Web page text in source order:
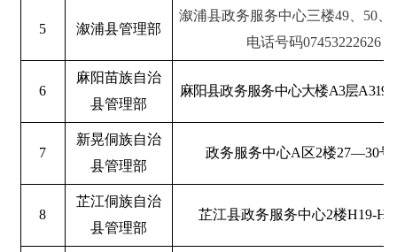
5 溆浦县管理部
溆浦县政务服务中心三楼49、50
电话号码07453222626
6
麻阳苗族自治
县管理部
麻阳县政务服务中心大楼A3层A319-
7
新晃侗族自治
县管理部
政务服务中心A区2楼27—30号
8
芷江侗族自治
县管理部
芷江县政务服务中心2楼H19-